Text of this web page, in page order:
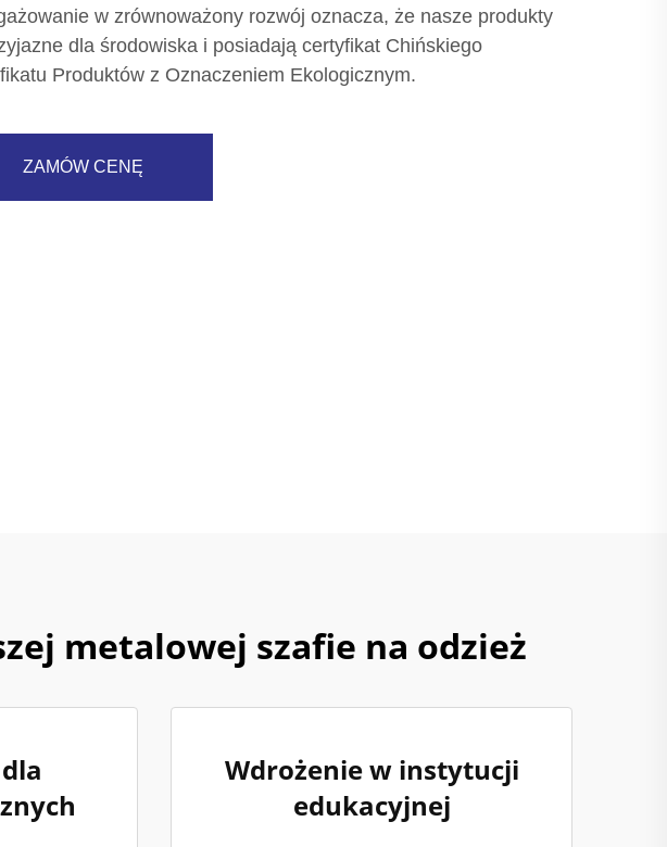
w zrównoważony rozwój oznacza, że nasze produkty
dla środowiska i posiadają certyfikat Chińskiego
Produktów z Oznaczeniem Ekologicznym.
ZAMÓW CENĘ
metalowej szafie na odzież
Wdrożenie w instytucji
edukacyjnej